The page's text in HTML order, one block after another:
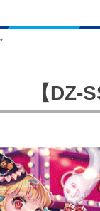
【DZ-